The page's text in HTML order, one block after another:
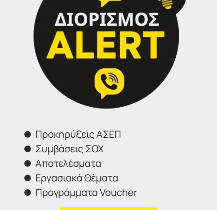
έναν αξιόπιστο και διαφανή μηχανισμό έγκαιρης
κάλυψης αναγκών σε νοσηλευτικό και παραϊατρικό
προσωπικό, διασφαλίζοντας έτσι την επαρκή
στελέχωση των Νοσοκομείων και των Κέντρων Υγείας
όλης της χώρας.
ΑΝΑΛΑΜΒΑΝΟΥΜΕ ΤΗΝ ΕΠΙΤΥΧΗ ΣΥΜΠΛΗΡΩΣΗ ΤΗΣ
ΑΙΤΗΣΗΣ ΣΑΣ
ΣΥΜΠΛΗΡΩΣΤΕ ΤΗΝ ΑΙΤΗΣΗ ΕΝΔΙΑΦΕΡΟΝΤΟΣ Η
[contact-form-7 id=”23442″ title=”contact_copy”]
Επικοινωνήστε μαζί μας
Προκηρύξεις ΑΣΕΠ
Συμβάσεις ΣΟΧ
Αποτελέσματα
Εργασιακά Θέματα
Προγράμματα Voucher